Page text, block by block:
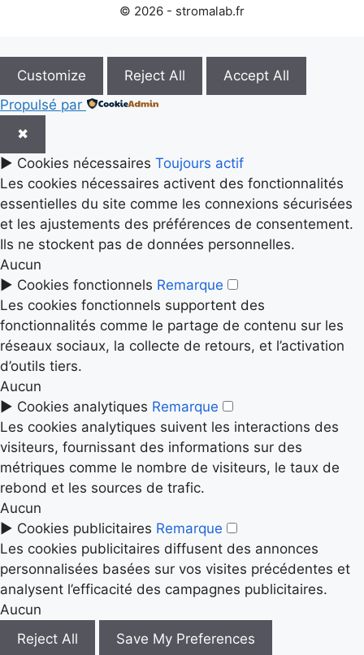
© 2026 - stromalab.fr
Customize Reject All
Accept All
Propulsé par
✖
► Cookies nécessaires Toujours actif
Les cookies nécessaires activent des fonctionnalités
essentielles du site comme les connexions sécurisées
et les ajustements des préférences de consentement.
Ils ne stockent pas de données personnelles.
Aucun
► Cookies fonctionnels Remarque
Les cookies fonctionnels supportent des
fonctionnalités comme le partage de contenu sur les
réseaux sociaux, la collecte de retours, et l’activation
d’outils tiers.
Aucun
► Cookies analytiques Remarque
Les cookies analytiques suivent les interactions des
visiteurs, fournissant des informations sur des
métriques comme le nombre de visiteurs, le taux de
rebond et les sources de trafic.
Aucun
► Cookies publicitaires Remarque
Les cookies publicitaires diffusent des annonces
personnalisées basées sur vos visites précédentes et
analysent l’efficacité des campagnes publicitaires.
Aucun
Reject All
Save My Preferences